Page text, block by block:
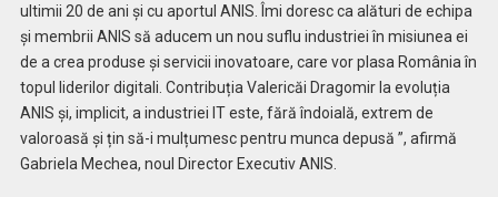
ultimii 20 de ani și cu aportul ANIS. Îmi doresc ca alături de echipa
și membrii ANIS să aducem un nou suflu industriei în misiunea ei
de a crea produse și servicii inovatoare, care vor plasa România în
topul liderilor digitali. Contribuția Valericăi Dragomir la evoluția
ANIS și, implicit, a industriei IT este, fără îndoială, extrem de
valoroasă și țin să-i mulțumesc pentru munca depusă ”, afirmă
Gabriela Mechea, noul Director Executiv ANIS.